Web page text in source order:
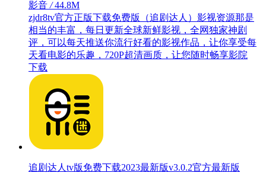
影音 /44.8M
zjdr8tv官方正版下载免费版（追剧达人）影视资源那是
相当的丰富，每日更新全球新鲜影视，全网独家神剧
评，可以每天推送你流行好看的影视作品，让你享受每
天看电影的乐趣，720P超清画质，让您随时畅享影院
下载
追剧达人tv版免费下载2023最新版v3.0.2官方最新版